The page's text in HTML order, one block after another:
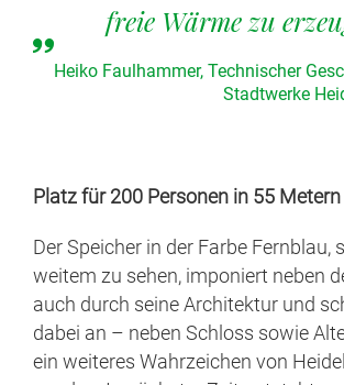
freie Wärme zu
Heiko Faulhammer, Technischer
Stadtwerke
Platz für 200 Personen in 55
Der Speicher in der Farbe Fernblau,
weitem zu sehen, imponiert neben
auch durch seine Architektur und
dabei an – neben Schloss sowie
ein weiteres Wahrzeichen von